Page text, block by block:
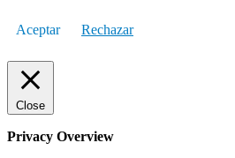
Aceptar Rechazar
Close
Privacy Overview